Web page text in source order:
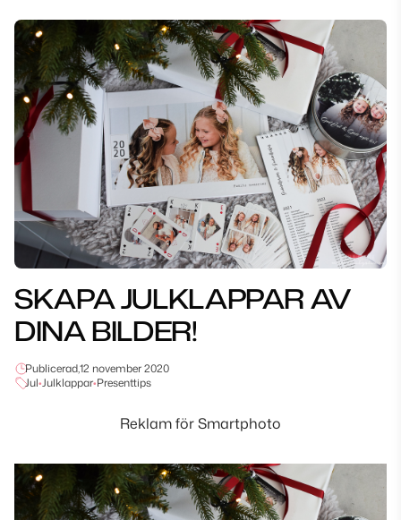
SKAPA JULKLAPPAR AV
DINA BILDER!
Publicerad,12 november 2020
Jul•Julklappar•Presenttips
Reklam för Smartphoto